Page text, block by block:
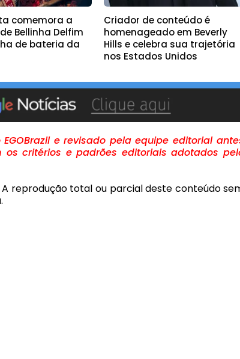
comemora a
Bellinha Delfim
de bateria da
Criador de conteúdo é
homenageado em Beverly
Hills e celebra sua trajetória
nos Estados Unidos
e revisado pela equipe editorial
critérios e padrões editoriais adotados
A reprodução total ou parcial deste conteúdo